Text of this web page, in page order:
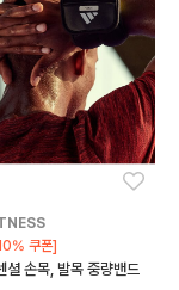
쿠폰]
셜 손목, 발목 중량밴드